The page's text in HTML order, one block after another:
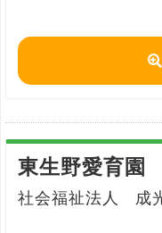
東生野愛育
社会福祉法人 成